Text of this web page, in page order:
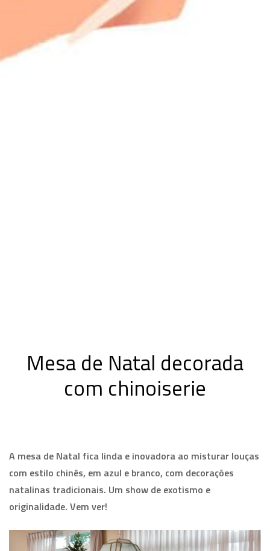
Mesa de Natal decorada
com chinoiserie
A mesa de Natal fica linda e inovadora ao misturar louças
com estilo chinês, em azul e branco, com decorações
natalinas tradicionais. Um show de exotismo e
originalidade. Vem ver!